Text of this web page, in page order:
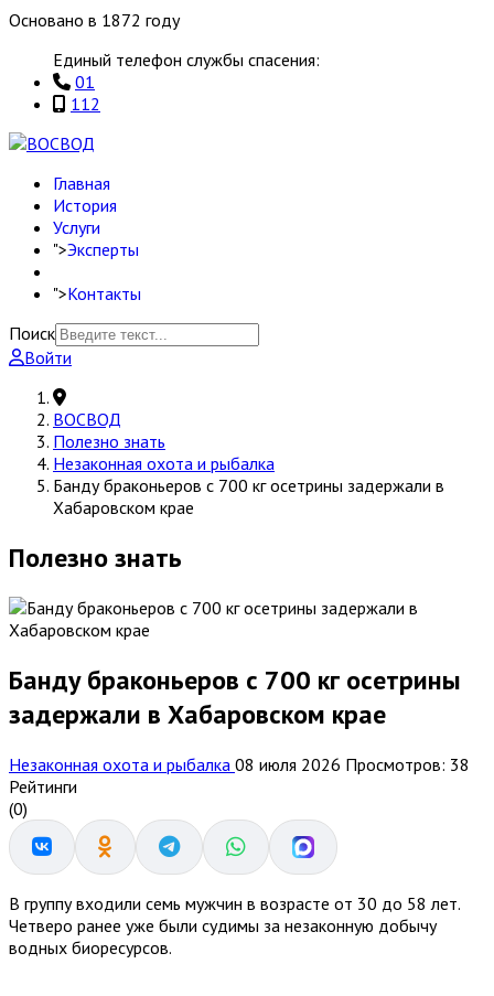
Основано в 1872 году
Единый телефон службы спасения:
01
112
Главная
История
Услуги
">Эксперты
">Контакты
Поиск
Войти
ВОСВОД
Полезно знать
Незаконная охота и рыбалка
Банду браконьеров с 700 кг осетрины задержали в
Хабаровском крае
Полезно знать
Банду браконьеров с 700 кг осетрины
задержали в Хабаровском крае
Незаконная охота и рыбалка 08 июля 2026 Просмотров: 38
Рейтинги
(0)
В группу входили семь мужчин в возрасте от 30 до 58 лет.
Четверо ранее уже были судимы за незаконную добычу
водных биоресурсов.